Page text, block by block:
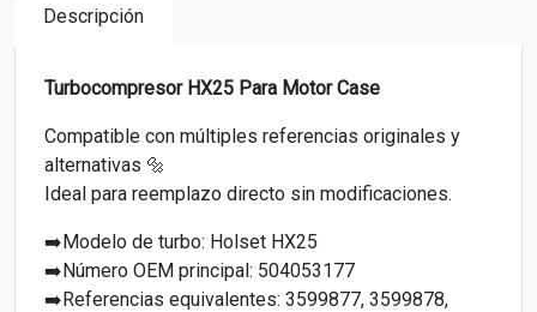
Descripción
Turbocompresor HX25 Para Motor Case
Compatible con múltiples referencias originales y
alternativas 🔩
Ideal para reemplazo directo sin modificaciones.
➡️Modelo de turbo: Holset HX25
➡️Número OEM principal: 504053177
➡️Referencias equivalentes: 3599877, 3599878,